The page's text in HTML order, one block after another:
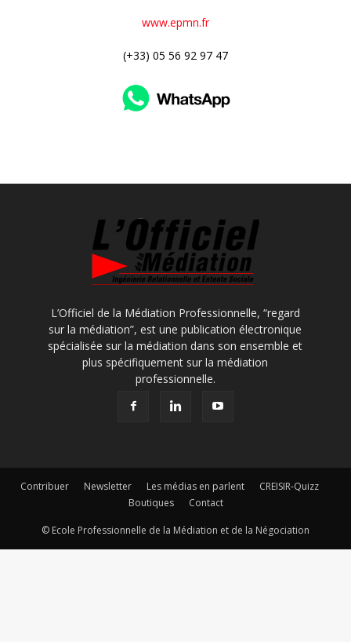
www.epmn.fr
(+33) 05 56 92 97 47
L’Officiel de la Médiation Professionnelle, “regard
sur la médiation”, est une publication électronique
spécialisée sur la médiation dans son ensemble et
plus spécifiquement sur la médiation
professionnelle.
Contribuer Newsletter Les médias en parlent
CREISIR-Quizz
Boutiques
Contact
© Ecole Professionnelle de la Médiation et de la Négociation